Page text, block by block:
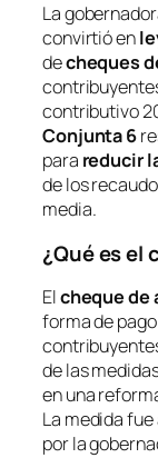
La
convirtió en
decheques
contributivo
Conjunta 6
para reducir
de los
media.
¿Qué es el
Elcheque
forma de
de las
en una
La medida
por la